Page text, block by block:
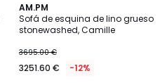
AM.PM
Sofá de esquina de lino grueso
stonewashed, Camille
3695.00 €
3251.60 € -12%
4
/
5
2
Colores